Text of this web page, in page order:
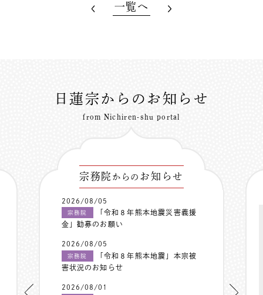
一覧へ
日蓮宗からのお知らせ
from Nichiren-shu portal
宗務院 からの お知らせ
2026/08/05
宗務院
「令和８年熊本地震災害義援
金」勧募のお願い
2026/08/05
宗務院
「令和８年熊本地震」本宗被
害状況のお知らせ
2026/08/01